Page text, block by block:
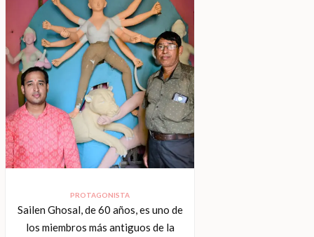
PROTAGONISTA
Sailen Ghosal, de 60 años, es uno de
los miembros más antiguos de la